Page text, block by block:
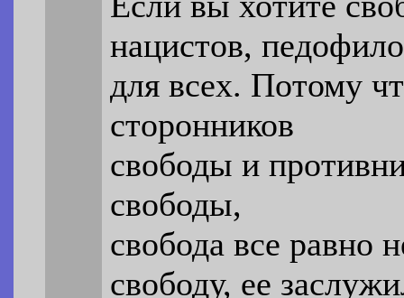
нацистов,
для всех. Потому
сторонников
свободы и
свободы,
свобода все равно
свободу, ее